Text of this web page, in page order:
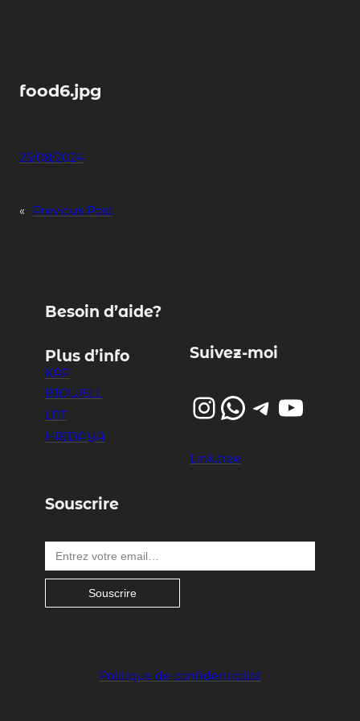
food6.jpg
25/08/2024
« Previous Post
Besoin d’aide?
Plus d’info
KAP
BIOWELL
LNT
HRIDAYA
Suivez-moi
InstagramWhatsApp Telegram YouTube
Link.tree
Souscrire
Entrez votre email…
Souscrire
Politique de confidentialité